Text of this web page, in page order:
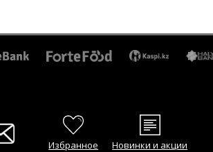
Избранное Новинки и акции